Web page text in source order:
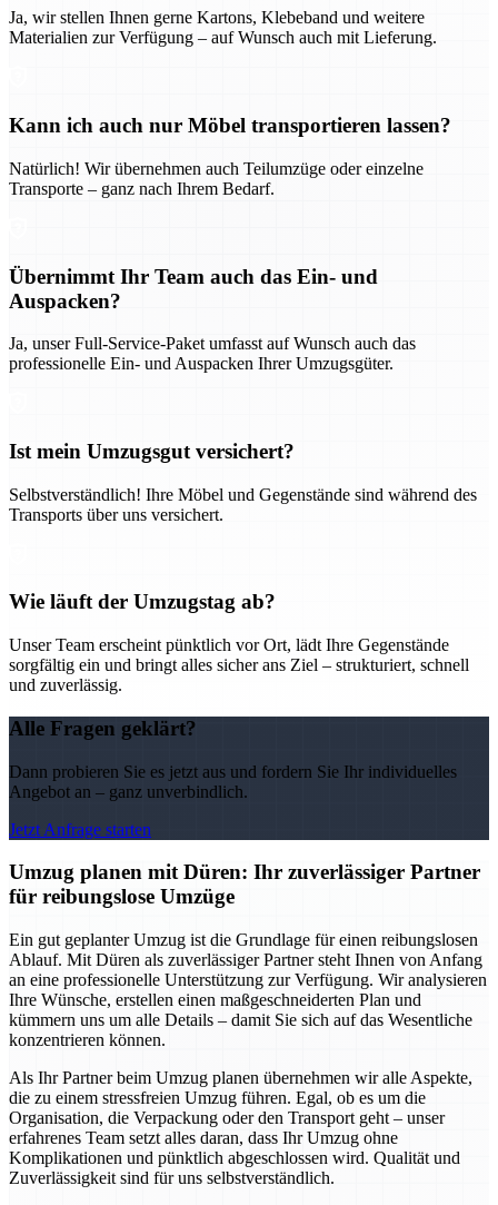
Ja, wir stellen Ihnen gerne Kartons, Klebeband und weitere
Materialien zur Verfügung – auf Wunsch auch mit Lieferung.
Kann ich auch nur Möbel transportieren lassen?
Natürlich! Wir übernehmen auch Teilumzüge oder einzelne
Transporte – ganz nach Ihrem Bedarf.
Übernimmt Ihr Team auch das Ein- und
Auspacken?
Ja, unser Full-Service-Paket umfasst auf Wunsch auch das
professionelle Ein- und Auspacken Ihrer Umzugsgüter.
Ist mein Umzugsgut versichert?
Selbstverständlich! Ihre Möbel und Gegenstände sind während des
Transports über uns versichert.
Wie läuft der Umzugstag ab?
Unser Team erscheint pünktlich vor Ort, lädt Ihre Gegenstände
sorgfältig ein und bringt alles sicher ans Ziel – strukturiert, schnell
und zuverlässig.
Alle Fragen geklärt?
Dann probieren Sie es jetzt aus und fordern Sie Ihr individuelles
Angebot an – ganz unverbindlich.
Jetzt Anfrage starten
Umzug planen mit Düren: Ihr zuverlässiger Partner
für reibungslose Umzüge
Ein gut geplanter Umzug ist die Grundlage für einen reibungslosen
Ablauf. Mit Düren als zuverlässiger Partner steht Ihnen von Anfang
an eine professionelle Unterstützung zur Verfügung. Wir analysieren
Ihre Wünsche, erstellen einen maßgeschneiderten Plan und
kümmern uns um alle Details – damit Sie sich auf das Wesentliche
konzentrieren können.
Als Ihr Partner beim Umzug planen übernehmen wir alle Aspekte,
die zu einem stressfreien Umzug führen. Egal, ob es um die
Organisation, die Verpackung oder den Transport geht – unser
erfahrenes Team setzt alles daran, dass Ihr Umzug ohne
Komplikationen und pünktlich abgeschlossen wird. Qualität und
Zuverlässigkeit sind für uns selbstverständlich.